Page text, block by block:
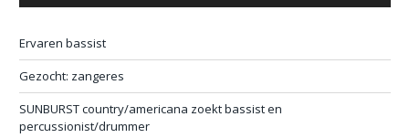
Ervaren bassist
Gezocht: zangeres
SUNBURST country/americana zoekt bassist en
percussionist/drummer